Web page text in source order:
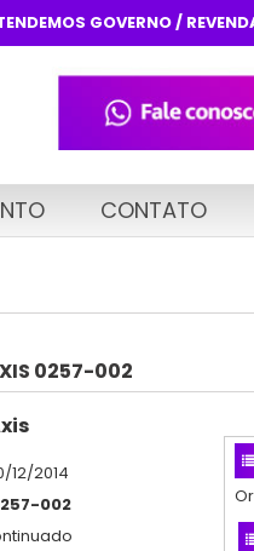
GOVERNO /
CONTATO
0257-002
12/2014
002